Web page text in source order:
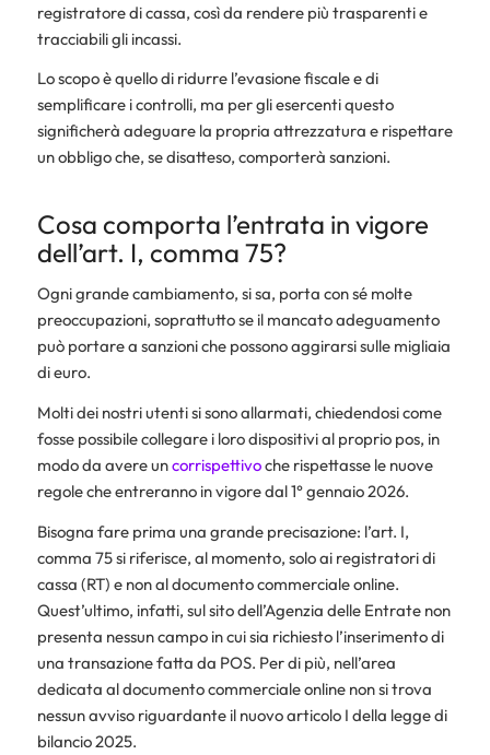
registratore di cassa, così da rendere più trasparenti e
tracciabili gli incassi.
Lo scopo è quello di ridurre l’evasione fiscale e di
semplificare i controlli, ma per gli esercenti questo
significherà adeguare la propria attrezzatura e rispettare
un obbligo che, se disatteso, comporterà sanzioni.
Cosa comporta l’entrata in vigore
dell’art. I, comma 75?
Ogni grande cambiamento, si sa, porta con sé molte
preoccupazioni, soprattutto se il mancato adeguamento
può portare a sanzioni che possono aggirarsi sulle migliaia
di euro.
Molti dei nostri utenti si sono allarmati, chiedendosi come
fosse possibile collegare i loro dispositivi al proprio pos, in
modo da avere uncorrispettivoche rispettasse le nuove
regole che entreranno in vigore dal 1° gennaio 2026.
Bisogna fare prima una grande precisazione: l’art. I,
comma 75 si riferisce, al momento, solo ai registratori di
cassa (RT) e non al documento commerciale online.
Quest’ultimo, infatti, sul sito dell’Agenzia delle Entrate non
presenta nessun campo in cui sia richiesto l’inserimento di
una transazione fatta da POS. Per di più, nell’area
dedicata al documento commerciale online non si trova
nessun avviso riguardante il nuovo articolo I della legge di
bilancio 2025.